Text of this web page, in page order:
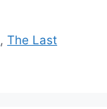
,The Last